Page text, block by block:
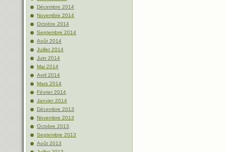
Décembre 2014
Novembre 2014
Octobre 2014
Septembre 2014
Août 2014
Juillet 2014
Juin 2014
Mai 2014
Avril 2014
Mars 2014
Février 2014
Janvier 2014
Décembre 2013
Novembre 2013
Octobre 2013
Septembre 2013
Août 2013